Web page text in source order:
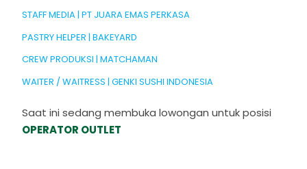
STAFF MEDIA | PT JUARA EMAS PERKASA
PASTRY HELPER | BAKEYARD
CREW PRODUKSI | MATCHAMAN
WAITER / WAITRESS | GENKI SUSHI INDONESIA
Saat ini sedang membuka lowongan untuk posisi
OPERATOR OUTLET